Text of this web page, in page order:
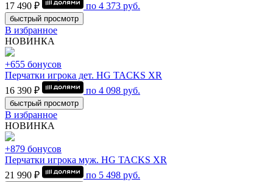
17 490 ₽
по 4 373 руб.
быстрый просмотр
В избранное
НОВИНКА
+655 бонусов
Перчатки игрока дет. HG TACKS XR
16 390 ₽
по 4 098 руб.
быстрый просмотр
В избранное
НОВИНКА
+879 бонусов
Перчатки игрока муж. HG TACKS XR
21 990 ₽
по 5 498 руб.